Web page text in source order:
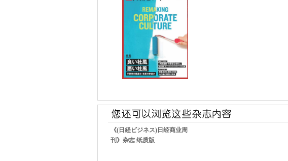
《(日経ビジネス)日经商业周
刊》杂志 纸质版